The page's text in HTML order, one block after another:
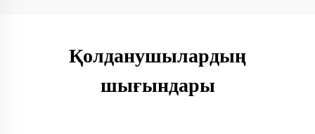
Қолданушылардың
шығындары